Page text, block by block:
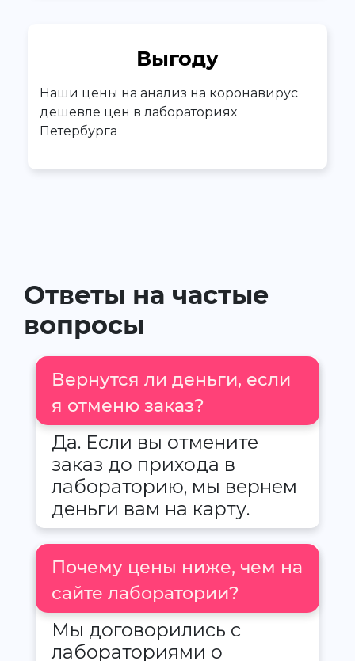
Выгоду
Наши цены на анализ на коронавирус
дешевле цен в лабораториях
Петербурга
Ответы на частые
вопросы
Вернутся ли деньги, если
я отменю заказ?
Да. Если вы отмените
заказ до прихода в
лабораторию, мы вернем
деньги вам на карту.
Почему цены ниже, чем на
сайте лаборатории?
Мы договорились с
лабораториями о